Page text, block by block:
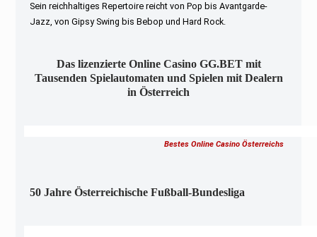
Sein reichhaltiges Repertoire reicht von Pop bis Avantgarde-
Jazz, von Gipsy Swing bis Bebop und Hard Rock.
Das lizenzierte Online Casino GG.BET mit
Tausenden Spielautomaten und Spielen mit Dealern
in Österreich
Bestes Online Casino Österreichs
50 Jahre Österreichische Fußball-Bundesliga